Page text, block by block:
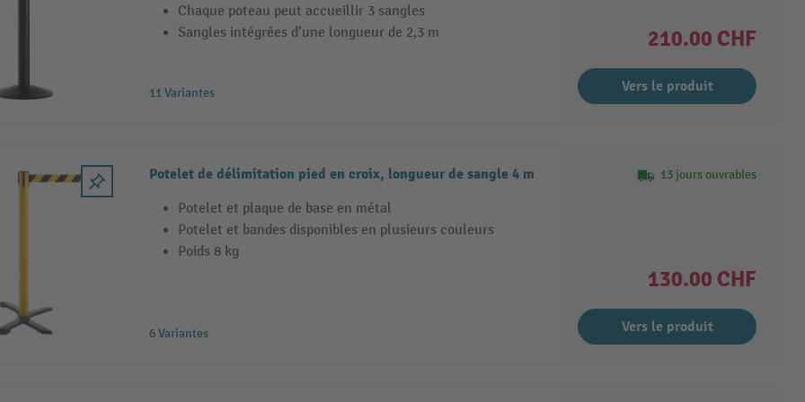
Chaque poteau peut accueillir 3 sangles
Sangles intégrées d’une longueur de 2,3 m
11 Variantes
210.00 CHF
Vers le produit
Potelet de délimitation pied en croix, longueur de sangle 4 m
Potelet et plaque de base en métal
Potelet et bandes disponibles en plusieurs couleurs
Poids 8 kg
6 Variantes
13 jours ouvrables
130.00 CHF
Vers le produit